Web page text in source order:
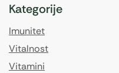
Kategorije
Imunitet
Vitalnost
Vitamini